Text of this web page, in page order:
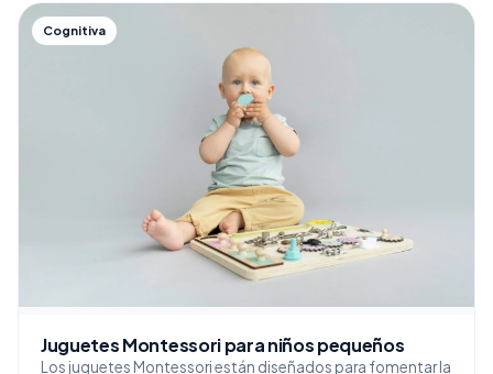
Cognitiva
Juguetes Montessori para niños pequeños
Los juguetes Montessori están diseñados para fomentar la